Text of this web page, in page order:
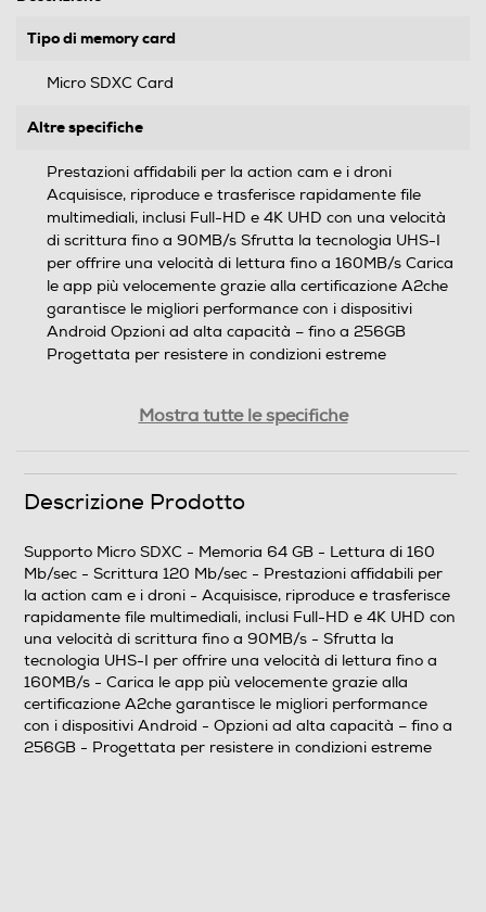
Tipo di memory card
Micro SDXC Card
Altre specifiche
Prestazioni affidabili per la action cam e i droni
Acquisisce, riproduce e trasferisce rapidamente file
multimediali, inclusi Full-HD e 4K UHD con una velocità
di scrittura fino a 90MB/s Sfrutta la tecnologia UHS-I
per offrire una velocità di lettura fino a 160MB/s Carica
le app più velocemente grazie alla certificazione A2che
garantisce le migliori performance con i dispositivi
Android Opzioni ad alta capacità – fino a 256GB
Progettata per resistere in condizioni estreme
Velocità scrittura-Mb al sec
120
SpeedClass Rating
Speed Class 4
Peso-Kg
Mostra tutte le specifiche
Descrizione Prodotto
Supporto Micro SDXC - Memoria 64 GB - Lettura di 160
Mb/sec - Scrittura 120 Mb/sec - Prestazioni affidabili per
la action cam e i droni - Acquisisce, riproduce e trasferisce
rapidamente file multimediali, inclusi Full-HD e 4K UHD con
una velocità di scrittura fino a 90MB/s - Sfrutta la
tecnologia UHS-I per offrire una velocità di lettura fino a
160MB/s - Carica le app più velocemente grazie alla
certificazione A2che garantisce le migliori performance
con i dispositivi Android - Opzioni ad alta capacità – fino a
256GB - Progettata per resistere in condizioni estreme